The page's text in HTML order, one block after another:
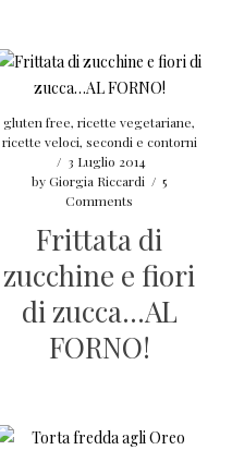
gluten free,ricette vegetariane,
ricette veloci, secondi e contorni
/ 3 Luglio 2014
byGiorgia Riccardi / 5
Comments
Frittata di
zucchine e fiori
di zucca…AL
FORNO!